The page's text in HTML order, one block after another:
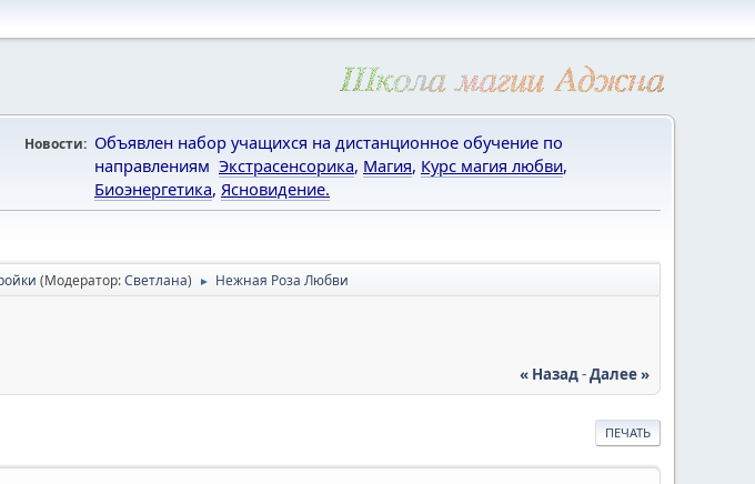
Новости: Объявлен набор учащихся на дистанционное обучение по
направлениям Экстрасенсорика, Магия, Курс магия любви,
Биоэнергетика, Ясновидение.
(Модератор:Светлана) ► Нежная Роза Любви
« Назад-Далее »
ПЕЧАТЬ